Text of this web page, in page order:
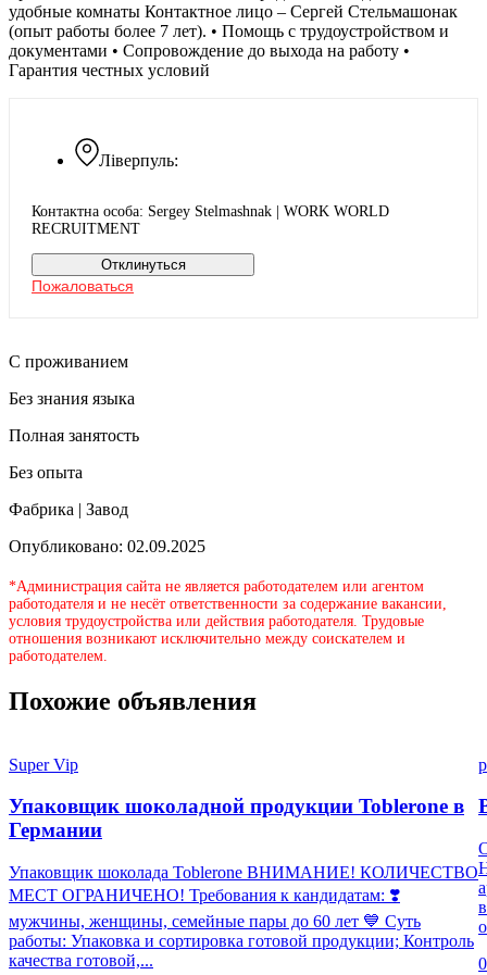
Ліверпуль:
Контактна особа: Sergey Stelmashnak | WORK WORLD
RECRUITMENT
Отклинуться
Пожаловаться
удобные комнаты Контактное лицо – Сергей Стельмашонак
(опыт работы более 7 лет). • Помощь с трудоустройством и
документами • Сопровождение до выхода на работу •
Гарантия честных условий
С проживанием
Без знания языка
Полная занятость
Без опыта
Фабрика | Завод
Опубликовано: 02.09.2025
*Администрация сайта не является работодателем или агентом
работодателя и не несёт ответственности за содержание вакансии,
условия трудоустройства или действия работодателя. Трудовые
отношения возникают исключительно между соискателем и
работодателем.
Похожие объявления
Super Vip
Упаковщик шоколадной продукции Toblerone в
Германии
Упаковщик шоколада Toblerone ВНИМАНИЕ! КОЛИЧЕСТВО
МЕСТ ОГРАНИЧЕНО! Требования к кандидатам: ❣️
мужчины, женщины, семейные пары до 60 лет 💙 Суть
работы: Упаковка и сортировка готовой продукции; Контроль
качества готовой,...